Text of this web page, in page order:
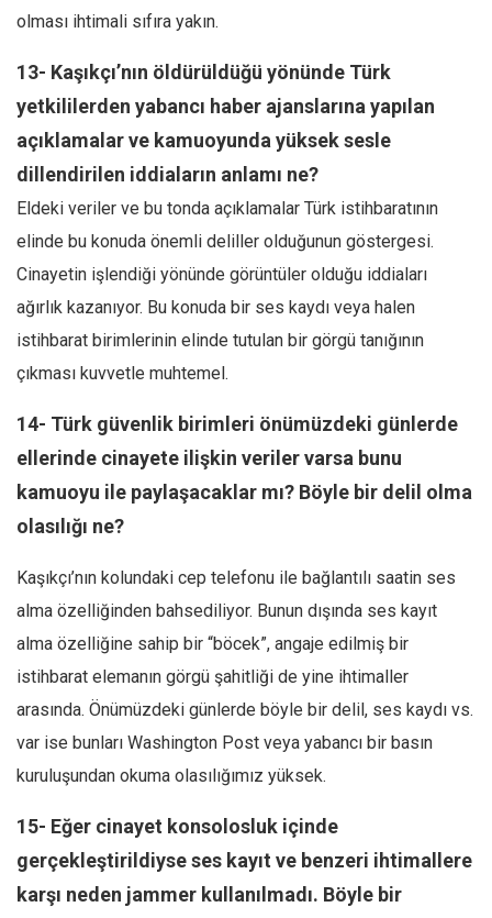
olması ihtimali sıfıra yakın.
13- Kaşıkçı’nın öldürüldüğü yönünde Türk
yetkililerden yabancı haber ajanslarına yapılan
açıklamalar ve kamuoyunda yüksek sesle
dillendirilen iddiaların anlamı ne?
Eldeki veriler ve bu tonda açıklamalar Türk istihbaratının
elinde bu konuda önemli deliller olduğunun göstergesi.
Cinayetin işlendiği yönünde görüntüler olduğu iddiaları
ağırlık kazanıyor. Bu konuda bir ses kaydı veya halen
istihbarat birimlerinin elinde tutulan bir görgü tanığının
çıkması kuvvetle muhtemel.
14- Türk güvenlik birimleri önümüzdeki günlerde
ellerinde cinayete ilişkin veriler varsa bunu
kamuoyu ile paylaşacaklar mı? Böyle bir delil olma
olasılığı ne?
Kaşıkçı’nın kolundaki cep telefonu ile bağlantılı saatin ses
alma özelliğinden bahsediliyor. Bunun dışında ses kayıt
alma özelliğine sahip bir “böcek”, angaje edilmiş bir
istihbarat elemanın görgü şahitliği de yine ihtimaller
arasında. Önümüzdeki günlerde böyle bir delil, ses kaydı vs.
var ise bunları Washington Post veya yabancı bir basın
kuruluşundan okuma olasılığımız yüksek.
15- Eğer cinayet konsolosluk içinde
gerçekleştirildiyse ses kayıt ve benzeri ihtimallere
karşı neden jammer kullanılmadı. Böyle bir